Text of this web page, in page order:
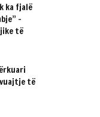
ka fjalë
–
të
të